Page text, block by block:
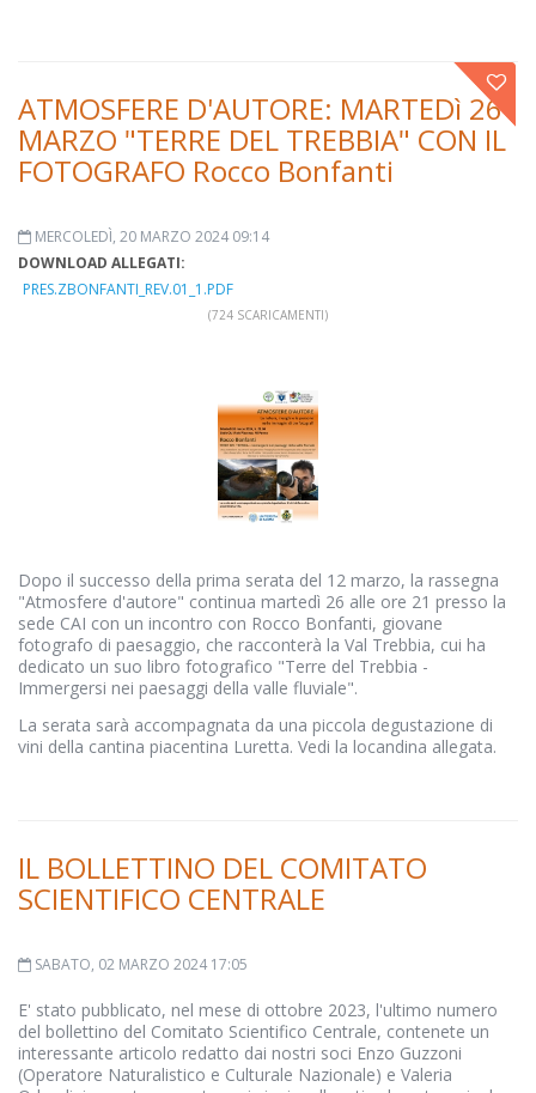
ATMOSFERE D'AUTORE: MARTEDì 26
MARZO "TERRE DEL TREBBIA" CON IL
FOTOGRAFO Rocco Bonfanti
MERCOLEDÌ, 20 MARZO 2024 09:14
DOWNLOAD ALLEGATI:
PRES.ZBONFANTI_REV.01_1.PDF
(724 SCARICAMENTI)
Dopo il successo della prima serata del 12 marzo, la rassegna
"Atmosfere d'autore" continua martedì 26 alle ore 21 presso la
sede CAI con un incontro con Rocco Bonfanti, giovane
fotografo di paesaggio, che racconterà la Val Trebbia, cui ha
dedicato un suo libro fotografico "Terre del Trebbia -
Immergersi nei paesaggi della valle fluviale".
La serata sarà accompagnata da una piccola degustazione di
vini della cantina piacentina Luretta. Vedi la locandina allegata.
IL BOLLETTINO DEL COMITATO
SCIENTIFICO CENTRALE
SABATO, 02 MARZO 2024 17:05
E' stato pubblicato, nel mese di ottobre 2023, l'ultimo numero
del bollettino del Comitato Scientifico Centrale, contenete un
interessante articolo redatto dai nostri soci Enzo Guzzoni
(Operatore Naturalistico e Culturale Nazionale) e Valeria